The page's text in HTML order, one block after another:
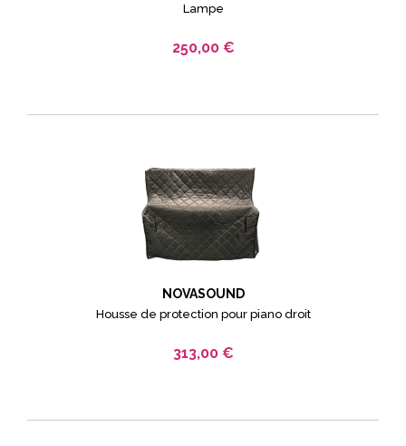
Lampe
250,00 €
NOVASOUND
Housse de protection pour piano droit
313,00 €